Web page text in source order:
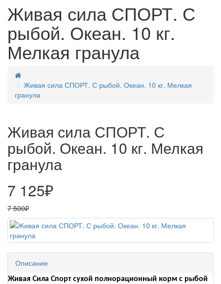
Живая сила СПОРТ. С
рыбой. Океан. 10 кг.
Мелкая гранула
Живая сила СПОРТ. С рыбой. Океан. 10 кг. Мелкая
гранула
Живая сила СПОРТ. С
рыбой. Океан. 10 кг. Мелкая
гранула
7 125₽
7 500₽
Описание
Живая Сила Спорт сухой полнорационный корм с рыбой